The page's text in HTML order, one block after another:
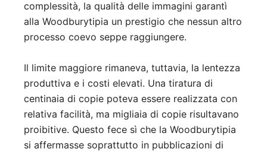
complessità, la qualità delle immagini garantì
alla Woodburytipia un prestigio che nessun altro
processo coevo seppe raggiungere.
Il limite maggiore rimaneva, tuttavia, la lentezza
produttiva e i costi elevati. Una tiratura di
centinaia di copie poteva essere realizzata con
relativa facilità, ma migliaia di copie risultavano
proibitive. Questo fece sì che la Woodburytipia
si affermasse soprattutto in pubblicazioni di